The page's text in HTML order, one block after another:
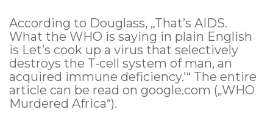
According to Douglass, „That’s AIDS.
What the WHO is saying in plain English
is Let’s cook up a virus that selectively
destroys the T-cell system of man, an
acquired immune deficiency.'“ The entire
article can be read on google.com („WHO
Murdered Africa“).